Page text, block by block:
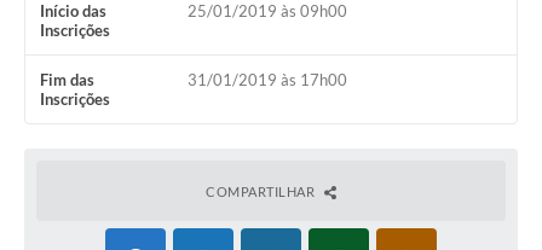
Legislação
Editais
Início das
Inscrições
25/01/2019 às 09h00
Fim das
Inscrições
31/01/2019 às 17h00
COMPARTILHAR